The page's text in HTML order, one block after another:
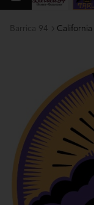
Barrica 94